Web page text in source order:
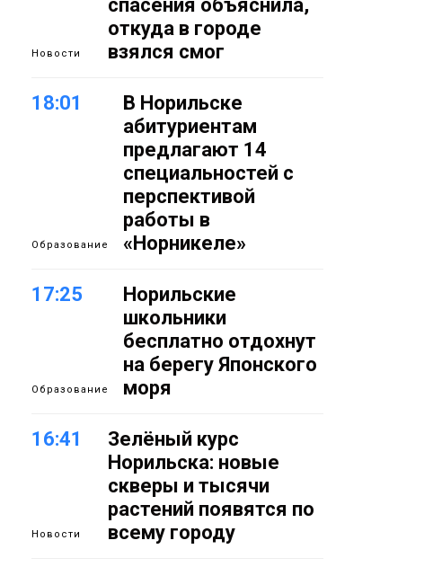
Новости
спасения объяснила,
откуда в городе
взялся смог
18:01
Образование
В Норильске
абитуриентам
предлагают 14
специальностей с
перспективой
работы в
«Норникеле»
17:25
Образование
Норильские
школьники
бесплатно отдохнут
на берегу Японского
моря
16:41
Новости
Зелёный курс
Норильска: новые
скверы и тысячи
растений появятся по
всему городу